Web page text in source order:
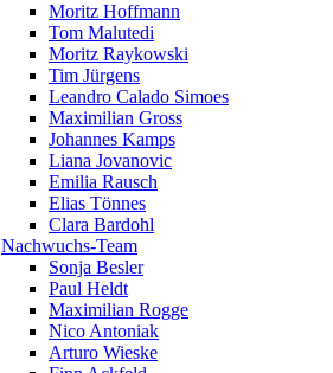
Moritz Hoffmann
Tom Malutedi
Moritz Raykowski
Tim Jürgens
Leandro Calado Simoes
Maximilian Gross
Johannes Kamps
Liana Jovanovic
Emilia Rausch
Elias Tönnes
Clara Bardohl
Nachwuchs-Team
Sonja Besler
Paul Heldt
Maximilian Rogge
Nico Antoniak
Arturo Wieske